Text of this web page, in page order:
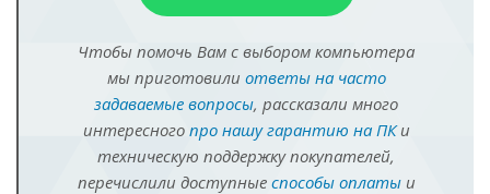
Чтобы помочь Вам с выбором компьютера
мы приготовили ответы на часто
задаваемые вопросы, рассказали много
интересного про нашу гарантию на ПКи
техническую поддержку покупателей,
перечислили доступные способы оплатыи